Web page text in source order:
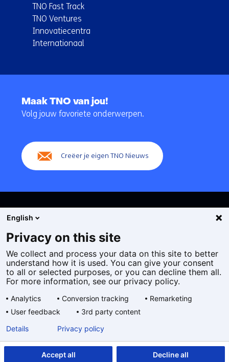
TNO Fast Track
TNO Ventures
Innovatiecentra
Internationaal
navigatie
Maak TNO van jou!
Volg jouw favoriete onderwerpen.
Creëer je eigen TNO Nieuws
Cookies
Privacy statement
Toegankelijkheid
Algemene voorwaarden
taal:
English
Privacy on this site
We collect and process your data on this site to better
understand how it is used. You can give your consent
to all or selected purposes, or you can decline them all.
For more information, see our privacy policy.
Analytics Conversion tracking
Remarketing
User feedback
3rd party content
Accept all Decline all
Details Privacy policy